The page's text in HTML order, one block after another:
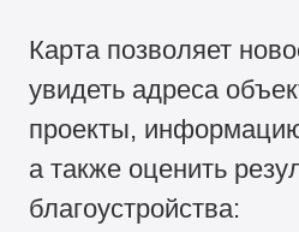
Карта позволяет
увидеть адреса
проекты,
а также оценить
благоустройства: